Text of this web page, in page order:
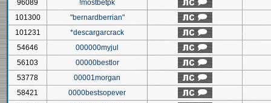
96089
!mostbetpk
101300
"bernardberrian"
101231
*descargarcrack
54646
000000myjul
56103
00000bestlor
53778
00001morgan
58421
0000bestsopever